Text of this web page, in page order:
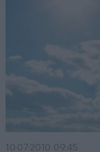
10·07·2010 09:45